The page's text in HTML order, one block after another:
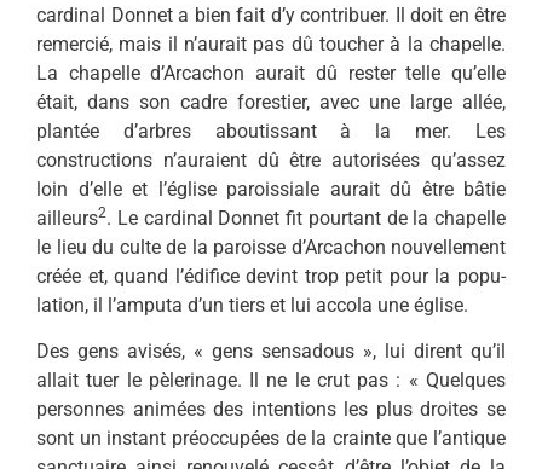
cardinal Donnet a bien fait d’y contribuer. Il doit en être
remercié, mais il n’aurait pas dû toucher à la cha­pelle.
La chapelle d’Arcachon aurait dû rester telle qu’elle
était, dans son cadre forestier, avec une large allée,
plantée d’arbres abou­tissant à la mer. Les
constructions n’auraient dû être autorisées qu’assez
loin d’elle et l’église paroissiale aurait dû être bâtie
ailleurs2. Le cardinal Donnet fit pourtant de la chapelle
le lieu du culte de la paroisse d’Arcachon nouvellement
créée et, quand l’édifice devint trop petit pour la popu­
lation, il l’amputa d’un tiers et lui accola une église.
Des gens avisés, « gens sensadous », lui dirent qu’il
allait tuer le pèlerinage. Il ne le crut pas : « Quelques
personnes animées des intentions les plus droites se
sont un instant préoccupées de la crainte que l’antique